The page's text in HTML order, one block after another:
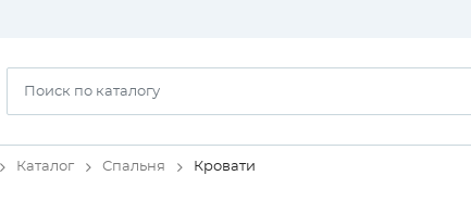
Каталог Спальня Кровати